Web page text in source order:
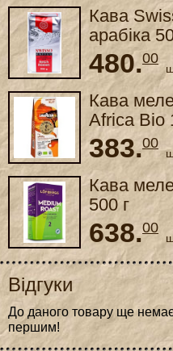
Кава
арабіка
480.00
Кава
Africa Bio
383.00
Кава
500 г
638.00
Відгуки
До даного товару ще немає
першим!